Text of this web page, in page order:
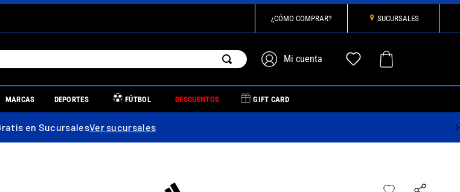
¿CÓMO COMPRAR? SUCURSALES
MARCAS DEPORTES FÚTBOL DESCUENTOS GIFT CARD
en SucursalesVer sucursales